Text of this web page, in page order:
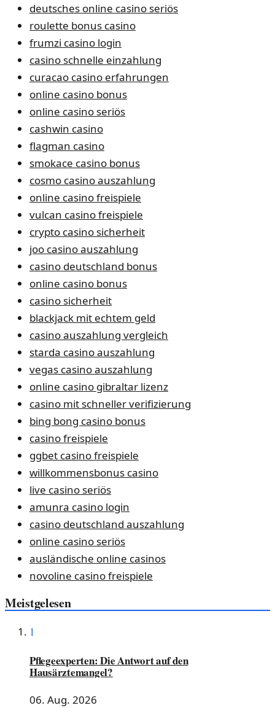
deutsches online casino seriös
roulette bonus casino
frumzi casino login
casino schnelle einzahlung
curacao casino erfahrungen
online casino bonus
online casino seriös
cashwin casino
flagman casino
smokace casino bonus
cosmo casino auszahlung
online casino freispiele
vulcan casino freispiele
crypto casino sicherheit
joo casino auszahlung
casino deutschland bonus
online casino bonus
casino sicherheit
blackjack mit echtem geld
casino auszahlung vergleich
starda casino auszahlung
vegas casino auszahlung
online casino gibraltar lizenz
casino mit schneller verifizierung
bing bong casino bonus
casino freispiele
ggbet casino freispiele
willkommensbonus casino
live casino seriös
amunra casino login
casino deutschland auszahlung
online casino seriös
ausländische online casinos
novoline casino freispiele
Meistgelesen
1
Pflegeexperten: Die Antwort auf den
Hausärztemangel?
06. Aug. 2026